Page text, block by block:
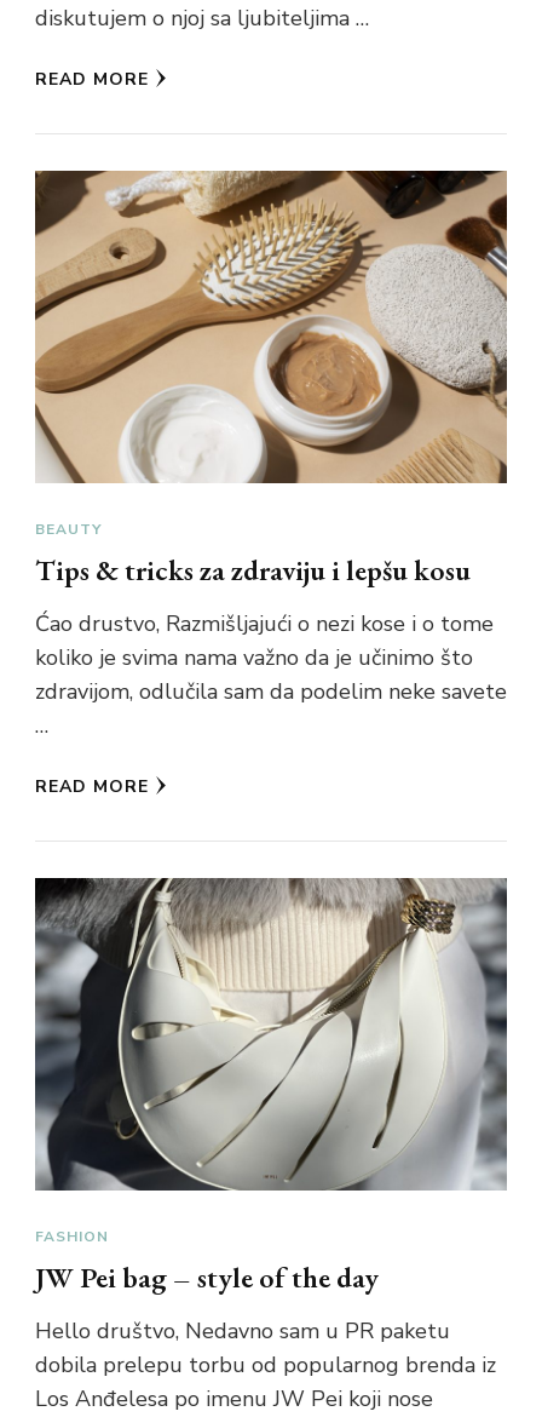
diskutujem o njoj sa ljubiteljima …
READ MORE
BEAUTY
Tips & tricks za zdraviju i lepšu kosu
Ćao drustvo, Razmišljajući o nezi kose i o tome
koliko je svima nama važno da je učinimo što
zdravijom, odlučila sam da podelim neke savete
…
READ MORE
FASHION
JW Pei bag – style of the day
Hello društvo, Nedavno sam u PR paketu
dobila prelepu torbu od popularnog brenda iz
Los Anđelesa po imenu JW Pei koji nose